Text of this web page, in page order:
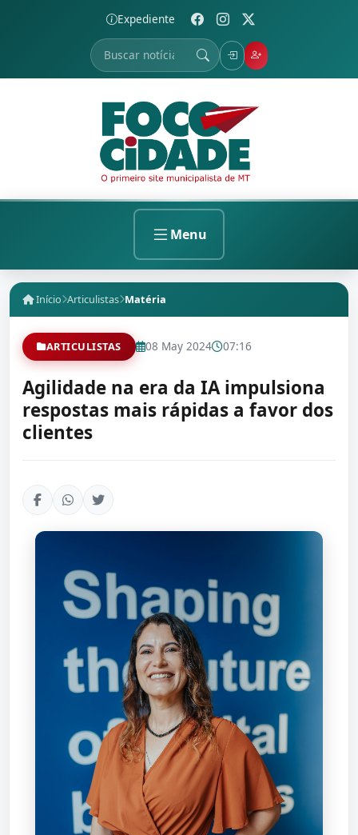
Expediente
Menu
Início Articulistas Matéria
ARTICULISTAS 08 May 2024 07:16
Agilidade na era da IA impulsiona
respostas mais rápidas a favor dos
clientes